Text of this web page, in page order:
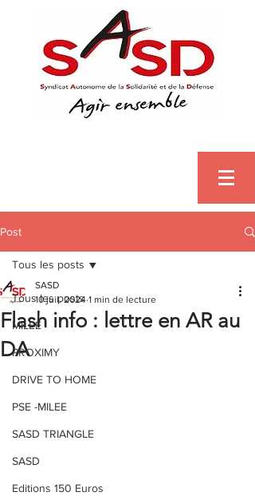
Post
Tous les posts
MILEE
PROXIMY
DRIVE TO HOME
PSE -MILEE
SASD TRIANGLE
SASD
Editions 150 Euros
Tous les posts
Flash info : lettre en AR au
DA
SASD
10 juil. 2024 1 min de lecture